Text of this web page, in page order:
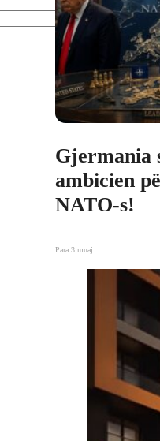
Gjermania
ambicien
NATO-s!
Para 3 muaj